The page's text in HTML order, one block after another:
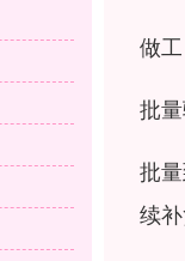
做
批
批
续